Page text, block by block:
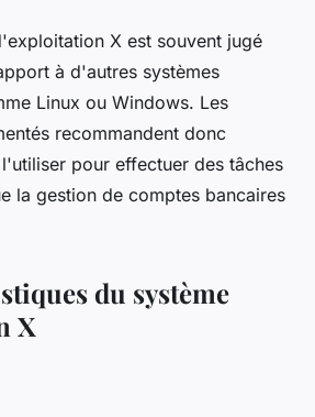
X est souvent jugé
à d'autres systèmes
Linux ou Windows. Les
recommandent donc
pour effectuer des tâches
la gestion de comptes bancaires
du système
X